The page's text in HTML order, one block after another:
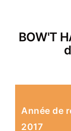
BOW'T
Année de
2017